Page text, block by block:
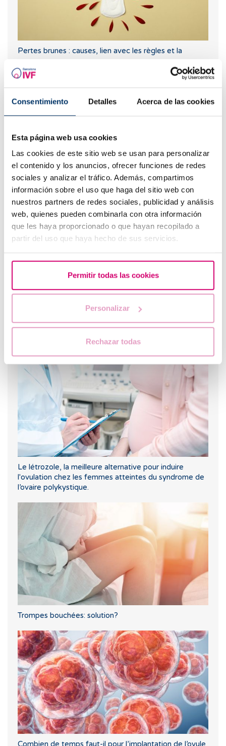
Consentimiento Detalles Acerca de las cookies
Esta página web usa cookies
Las cookies de este sitio web se usan para personalizar
el contenido y los anuncios, ofrecer funciones de redes
sociales y analizar el tráfico. Además, compartimos
información sobre el uso que haga del sitio web con
nuestros partners de redes sociales, publicidad y análisis
web, quienes pueden combinarla con otra información
que les haya proporcionado o que hayan recopilado a
partir del uso que haya hecho de sus servicios.
Permitir todas las cookies
Personalizar
Rechazar todas
Pertes brunes : causes, lien avec les règles et la
Que faire en cas de retard de règles avec un test de
grossesse négatif ?
Puis-je savoir quel sera le groupe sanguin de mon bébé
Le létrozole, la meilleure alternative pour induire
l'ovulation chez les femmes atteintes du syndrome de
l’ovaire polykystique.
Trompes bouchées: solution?
Combien de temps faut-il pour l’implantation de l’ovule